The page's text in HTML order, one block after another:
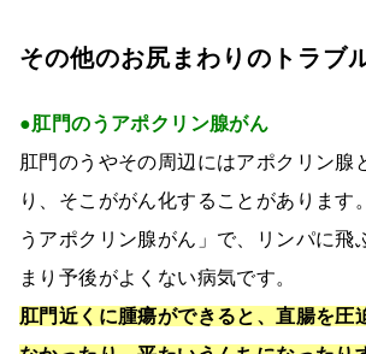
その他のお尻まわりのトラブ
●肛門のうアポクリン腺がん
肛門のうやその周辺にはアポクリン腺
り、そこががん化することがあります
うアポクリン腺がん」で、リンパに飛
まり予後がよくない病気です。
肛門近くに腫瘍ができると、直腸を圧